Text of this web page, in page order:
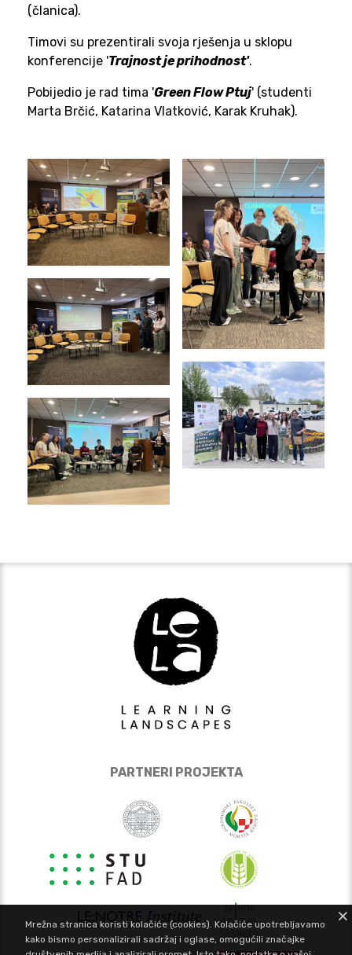
(članica).
Timovi su prezentirali svoja rješenja u sklopu
konferencije 'Trajnost je prihodnost'.
Pobijedio je rad tima 'Green Flow Ptuj' (studenti
Marta Brčić, Katarina Vlatković, Karak Kruhak).
PARTNERI PROJEKTA
Mrežna stranica koristi kolačiće (cookies). Kolačiće upotrebljavamo
kako bismo personalizirali sadržaj i oglase, omogućili značajke